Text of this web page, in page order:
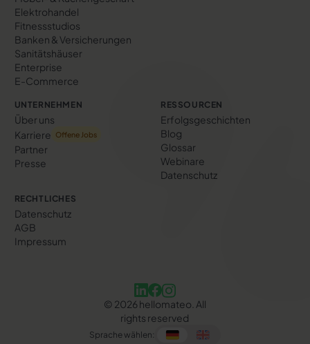
Elektrohandel
Fitnessstudios
Banken & Versicherungen
Sanitätshäuser
Enterprise
E-Commerce
UNTERNEHMEN
Über uns
Karriere
Offene Jobs
Partner
Presse
RESSOURCEN
Erfolgs­geschichten
Blog
Glossar
Webinare
Datenschutz
RECHTLICHES
Datenschutz
AGB
Impressum
© 2026 hellomateo. All
rights reserved
Sprache wählen: